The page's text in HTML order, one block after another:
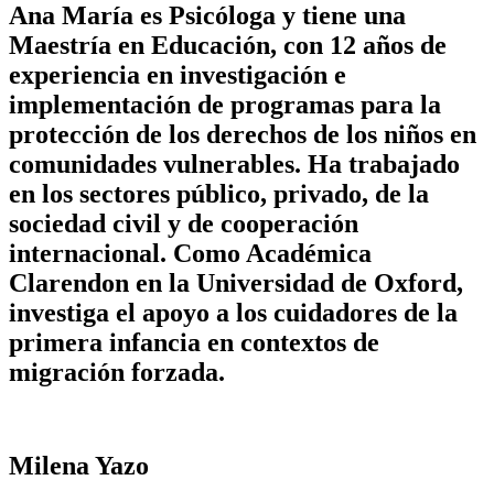
Ana María es Psicóloga y tiene una
Maestría en Educación, con 12 años de
experiencia en investigación e
implementación de programas para la
protección de los derechos de los niños en
comunidades vulnerables. Ha trabajado
en los sectores público, privado, de la
sociedad civil y de cooperación
internacional. Como Académica
Clarendon en la Universidad de Oxford,
investiga el apoyo a los cuidadores de la
primera infancia en contextos de
migración forzada.
Milena Yazo